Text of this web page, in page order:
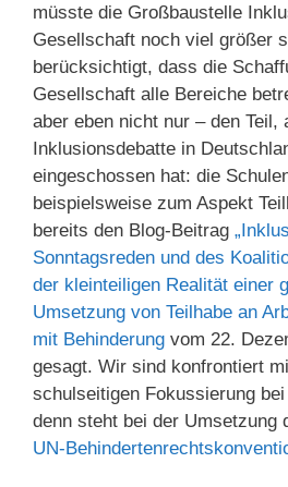
müsste die Großbaustelle
Gesellschaft noch viel größer
berücksichtigt, dass die
Gesellschaft alle Bereiche
aber eben nicht nur – den Teil,
Inklusionsdebatte in
eingeschossen hat: die
beispielsweise zum Aspekt
bereits den Blog-Beitrag
Sonntagsreden und des
der kleinteiligen Realität einer
Umsetzung von Teilhabe an
mit Behinderung vom 22.
gesagt. Wir sind konfrontiert
schulseitigen Fokussierung
denn steht bei der Umsetzung
UN-